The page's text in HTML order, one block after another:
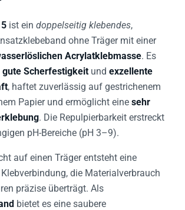
ist ein doppelseitig klebendes,
ohne Träger mit einer
Acrylatklebmasse. Es
gute Scherfestigkeit und exzellente
, haftet zuverlässig auf gestrichenem
Papier und ermöglicht eine sehr
. Die Repulpierbarkeit erstreckt
pH-Bereiche (pH 3–9).
auf einen Träger entsteht eine
die Materialverbrauch
präzise überträgt. Als
bietet es eine saubere